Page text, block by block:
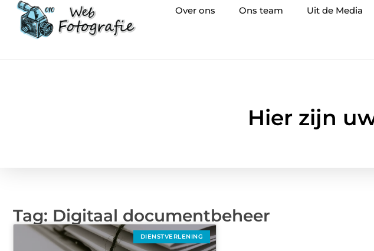
Over ons Ons team Uit de Media
Hier zijn
Tag: Digitaal documentbeheer
DIENSTVERLENING